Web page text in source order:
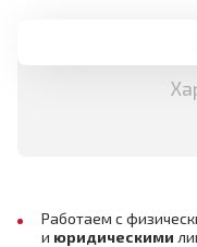
Работаем с
и юридическими